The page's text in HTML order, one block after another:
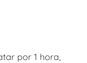
por 1 hora,